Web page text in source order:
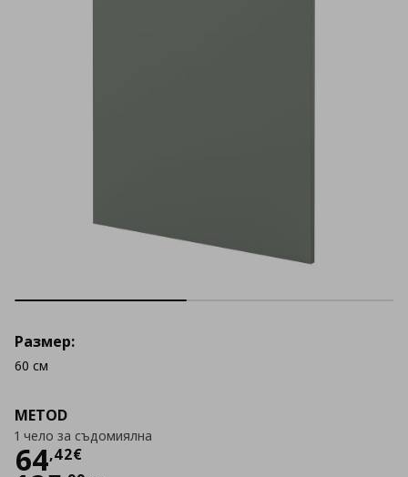
METOD
1 чело за съдомиялна
64,42€
Цена
Размер:
60 см